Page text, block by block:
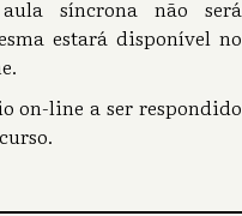
síncrona não será
estará disponível no
on-line a ser respondido